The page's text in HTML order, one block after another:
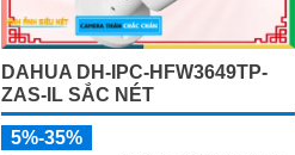
DAHUA DH-IPC-HFW3649TP-
ZAS-IL SẮC NÉT
5%-35%